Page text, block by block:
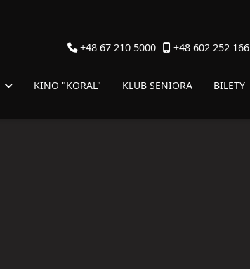
+48 67 210 5000 +48 602 252 166
KINO "KORAL" KLUB SENIORA BILETY